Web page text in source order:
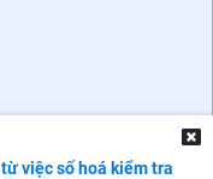
việc số hoá kiểm tra